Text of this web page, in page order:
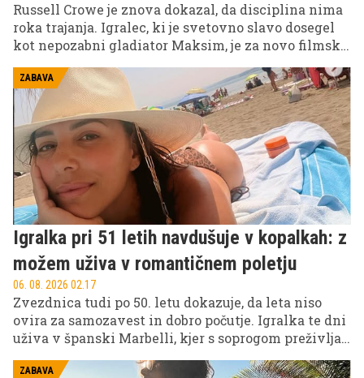
Russell Crowe je znova dokazal, da disciplina nima
roka trajanja. Igralec, ki je svetovno slavo dosegel
kot nepozabni gladiator Maksim, je za novo filmsko
presenetil oboževalce. Tokrat se pripravlja na
nastop v filmu Highlander, kjer bo stopil ob bok
Henryju Cavillu.
ZABAVA
Igralka pri 51 letih navdušuje v kopalkah: z
možem uživa v romantičnem poletju
06. 08. 2026 02.17
Zvezdnica tudi po 50. letu dokazuje, da leta niso
ovira za samozavest in dobro počutje. Igralka te dni
uživa v španski Marbelli, kjer s soprogom preživlja
sproščene trenutke ob morju.
ZABAVA